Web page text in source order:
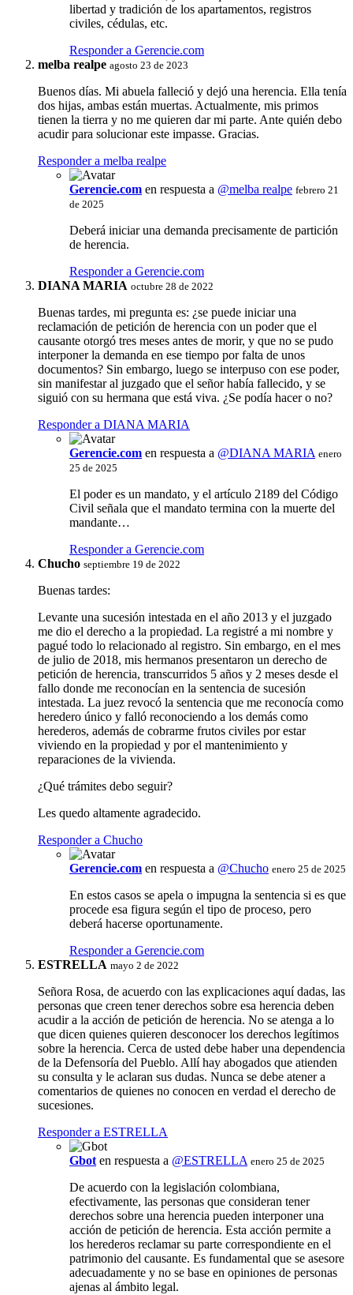
libertad y tradición de los apartamentos, registros
civiles, cédulas, etc.
Responder a Gerencie.com
melba realpe agosto 23 de 2023
Buenos días. Mi abuela falleció y dejó una herencia. Ella tenía
dos hijas, ambas están muertas. Actualmente, mis primos
tienen la tierra y no me quieren dar mi parte. Ante quién debo
acudir para solucionar este impasse. Gracias.
Responder a melba realpe
Gerencie.com en respuesta a @melba realpe febrero 21
de 2025
Deberá iniciar una demanda precisamente de partición
de herencia.
Responder a Gerencie.com
DIANA MARIA octubre 28 de 2022
Buenas tardes, mi pregunta es: ¿se puede iniciar una
reclamación de petición de herencia con un poder que el
causante otorgó tres meses antes de morir, y que no se pudo
interponer la demanda en ese tiempo por falta de unos
documentos? Sin embargo, luego se interpuso con ese poder,
sin manifestar al juzgado que el señor había fallecido, y se
siguió con su hermana que está viva. ¿Se podía hacer o no?
Responder a DIANA MARIA
Gerencie.com en respuesta a @DIANA MARIA enero
25 de 2025
El poder es un mandato, y el artículo 2189 del Código
Civil señala que el mandato termina con la muerte del
mandante…
Responder a Gerencie.com
Chucho septiembre 19 de 2022
Buenas tardes:
Levante una sucesión intestada en el año 2013 y el juzgado
me dio el derecho a la propiedad. La registré a mi nombre y
pagué todo lo relacionado al registro. Sin embargo, en el mes
de julio de 2018, mis hermanos presentaron un derecho de
petición de herencia, transcurridos 5 años y 2 meses desde el
fallo donde me reconocían en la sentencia de sucesión
intestada. La juez revocó la sentencia que me reconocía como
heredero único y falló reconociendo a los demás como
herederos, además de cobrarme frutos civiles por estar
viviendo en la propiedad y por el mantenimiento y
reparaciones de la vivienda.
¿Qué trámites debo seguir?
Les quedo altamente agradecido.
Responder a Chucho
Gerencie.com en respuesta a @Chucho enero 25 de 2025
En estos casos se apela o impugna la sentencia si es que
procede esa figura según el tipo de proceso, pero
deberá hacerse oportunamente.
Responder a Gerencie.com
ESTRELLA mayo 2 de 2022
Señora Rosa, de acuerdo con las explicaciones aquí dadas, las
personas que creen tener derechos sobre esa herencia deben
acudir a la acción de petición de herencia. No se atenga a lo
que dicen quienes quieren desconocer los derechos legítimos
sobre la herencia. Cerca de usted debe haber una dependencia
de la Defensoría del Pueblo. Allí hay abogados que atienden
su consulta y le aclaran sus dudas. Nunca se debe atener a
comentarios de quienes no conocen en verdad el derecho de
sucesiones.
Responder a ESTRELLA
Gbot en respuesta a @ESTRELLA enero 25 de 2025
De acuerdo con la legislación colombiana,
efectivamente, las personas que consideran tener
derechos sobre una herencia pueden interponer una
acción de petición de herencia. Esta acción permite a
los herederos reclamar su parte correspondiente en el
patrimonio del causante. Es fundamental que se asesore
adecuadamente y no se base en opiniones de personas
ajenas al ámbito legal.